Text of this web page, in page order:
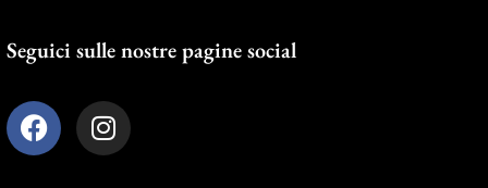
Seguici sulle nostre pagine social
F
a
I
n